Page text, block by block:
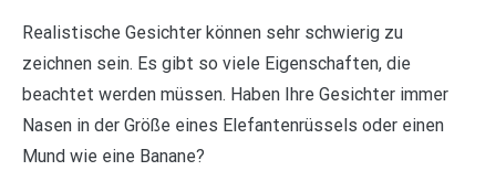
Realistische Gesichter können sehr schwierig zu
zeichnen sein. Es gibt so viele Eigenschaften, die
beachtet werden müssen. Haben Ihre Gesichter immer
Nasen in der Größe eines Elefantenrüssels oder einen
Mund wie eine Banane?